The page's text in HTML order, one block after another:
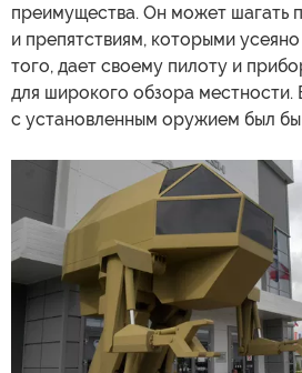
преимущества. Он может шагать
и препятствиям, которыми
того, дает своему пилоту и
для широкого обзора местности.
с установленным оружием был